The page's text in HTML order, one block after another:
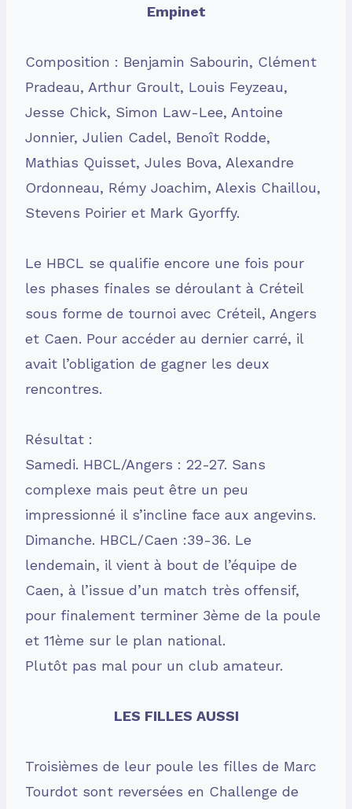
Empinet
Composition : Benjamin Sabourin, Clément
Pradeau, Arthur Groult, Louis Feyzeau,
Jesse Chick, Simon Law-Lee, Antoine
Jonnier, Julien Cadel, Benoît Rodde,
Mathias Quisset, Jules Bova, Alexandre
Ordonneau, Rémy Joachim, Alexis Chaillou,
Stevens Poirier et Mark Gyorffy.
Le HBCL se qualifie encore une fois pour
les phases finales se déroulant à Créteil
sous forme de tournoi avec Créteil, Angers
et Caen. Pour accéder au dernier carré, il
avait l’obligation de gagner les deux
rencontres.
Résultat :
Samedi. HBCL/Angers : 22-27. Sans
complexe mais peut être un peu
impressionné il s’incline face aux angevins.
Dimanche. HBCL/Caen :39-36. Le
lendemain, il vient à bout de l’équipe de
Caen, à l’issue d’un match très offensif,
pour finalement terminer 3ème de la poule
et 11ème sur le plan national.
Plutôt pas mal pour un club amateur.
LES FILLES AUSSI
Troisièmes de leur poule les filles de Marc
Tourdot sont reversées en Challenge de